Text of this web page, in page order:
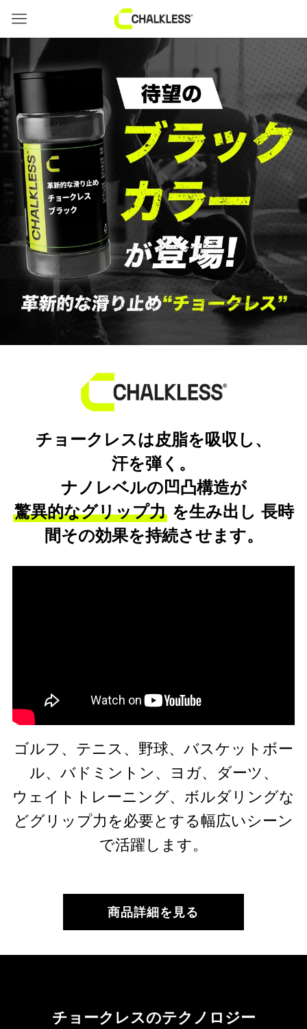
チョークレスは皮脂を吸収し、
汗を弾く。
ナノレベルの凹凸構造が
驚異的なグリップ力 を生み出し 長時
間その効果を持続させます。
ゴルフ、テニス、野球、バスケットボー
ル、バドミントン、ヨガ、ダーツ、
ウェイトトレーニング、ボルダリングな
どグリップ力を必要とする幅広いシーン
で活躍します。
商品詳細を見る
チョークレスのテクノロジー